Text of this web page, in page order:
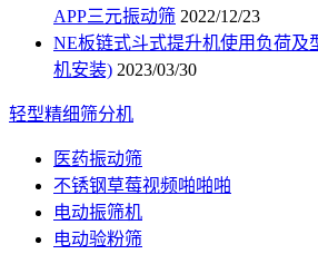
APP三元振动筛 2022/12/23
NE板链式斗式提升机使用负荷及
机安装) 2023/03/30
轻型精细筛分机
医药振动筛
不锈钢草莓视频啪啪啪
电动振筛机
电动验粉筛